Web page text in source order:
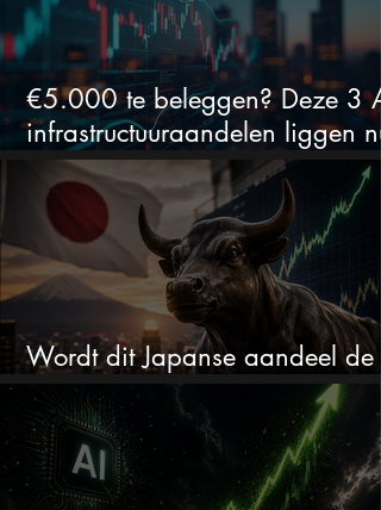
€5.000 te beleggen? Deze 3
infrastructuuraandelen liggen nu
in de uitverkoop
Wordt dit Japanse aandeel de
comeback kid van 2026?